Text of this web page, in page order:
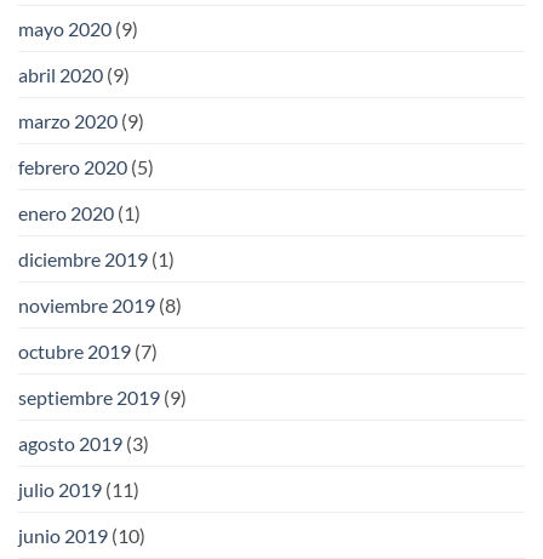
mayo 2020 (9)
abril 2020 (9)
marzo 2020 (9)
febrero 2020 (5)
enero 2020 (1)
diciembre 2019 (1)
noviembre 2019 (8)
octubre 2019 (7)
septiembre 2019 (9)
agosto 2019 (3)
julio 2019 (11)
junio 2019 (10)